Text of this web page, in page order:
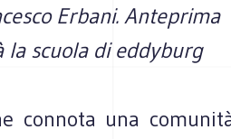
Erbani. Anteprima
la scuola di eddyburg
connota una